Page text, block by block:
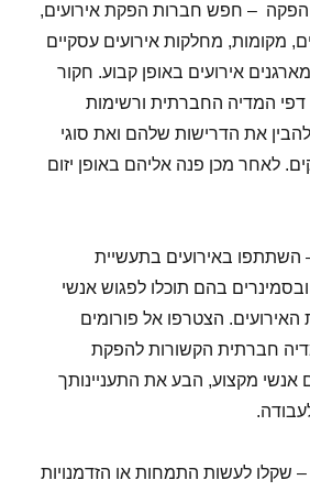
– חפש חברות הפקת אירועים,
מקומות, מחלקות אירועים עסקיים
אירועים באופן קבוע. חקור
המדיה החברתית ורשימות
את הדרישות שלהם ואת סוגי
לאחר מכן פנה אליהם באופן יזום
השתתפו באירועים בתעשיית
בהם תוכלו לפגוש אנשי
הצטרפו אל פורומים
חברתית הקשורות להפקת
אנשי מקצוע, הבע את התעניינותך
שקלו לעשות התמחות או הזדמנויות